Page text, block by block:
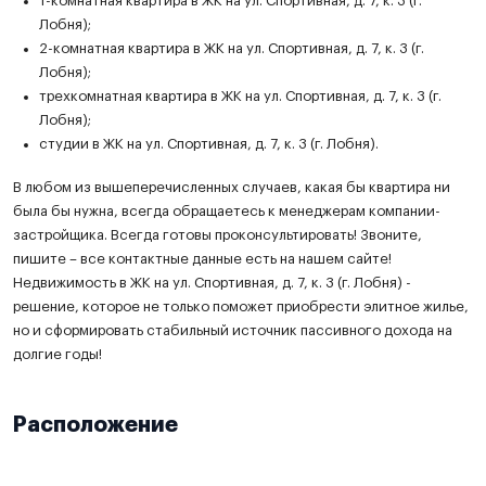
Лобня);
2-комнатная квартира в ЖК на ул. Спортивная, д. 7, к. 3 (г.
Лобня);
трехкомнатная квартира в ЖК на ул. Спортивная, д. 7, к. 3 (г.
Лобня);
студии в ЖК на ул. Спортивная, д. 7, к. 3 (г. Лобня).
В любом из вышеперечисленных случаев, какая бы квартира ни
была бы нужна, всегда обращаетесь к менеджерам компании-
застройщика. Всегда готовы проконсультировать! Звоните,
пишите – все контактные данные есть на нашем сайте!
Недвижимость в ЖК на ул. Спортивная, д. 7, к. 3 (г. Лобня) -
решение, которое не только поможет приобрести элитное жилье,
но и сформировать стабильный источник пассивного дохода на
долгие годы!
Расположение